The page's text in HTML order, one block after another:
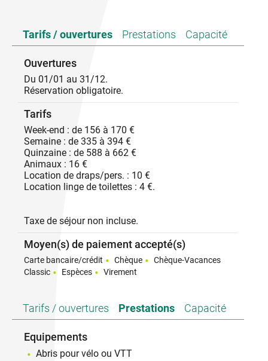
Tarifs / ouvertures Prestations Capacité
Ouvertures
Du 01/01 au 31/12.
Réservation obligatoire.
Tarifs
Week-end : de 156 à 170 €
Semaine : de 335 à 394 €
Quinzaine : de 588 à 662 €
Animaux : 16 €
Location de draps/pers. : 10 €
Location linge de toilettes : 4 €.
Taxe de séjour non incluse.
Moyen(s) de paiement accepté(s)
Carte bancaire/crédit Chèque
Chèque-Vacances
Classic
Espèces Virement
Tarifs / ouvertures Prestations Capacité
Equipements
Abris pour vélo ou VTT